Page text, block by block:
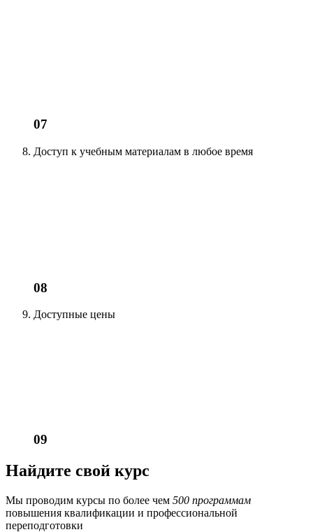
07
Доступ к учебным материалам в любое время
08
Доступные цены
09
Найдите свой курс
Мы проводим курсы по более чем 500 программам
повышения квалификации и профессиональной
переподготовки